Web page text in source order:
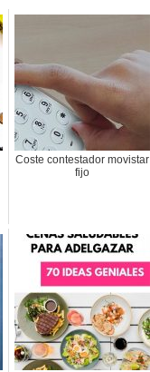
Coste contestador movistar
fijo